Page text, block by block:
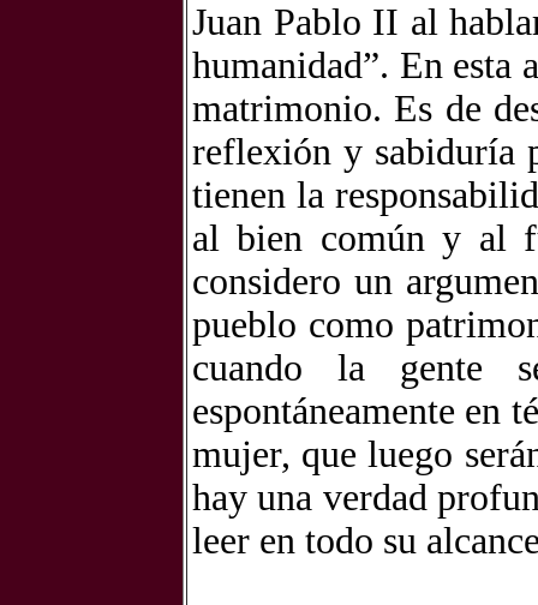
Juan Pablo II al
humanidad”. En
matrimonio. Es de
reflexión y sabiduría
tienen la
al bien común y al
considero un
pueblo como
cuando la gente
espontáneamente en
mujer, que luego
hay una verdad
leer en todo su